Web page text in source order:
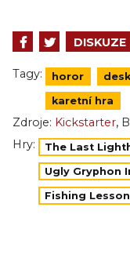
DISKUZE
Tagy: horor
karetní hra
Zdroje: Kickstarter,
Hry:
The Last
Ugly Gryphon
Fishing